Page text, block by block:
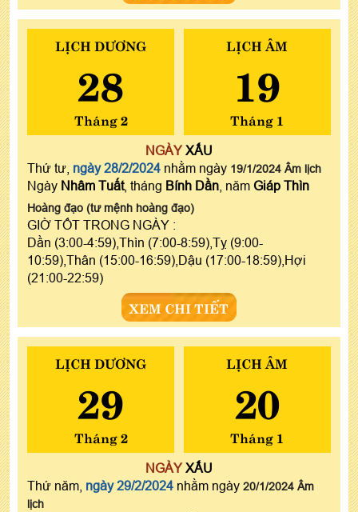
LỊCH DƯƠNG
28
Tháng 2
LỊCH ÂM
19
Tháng 1
NGÀYXẤU
Thứ tư, ngày 28/2/2024 nhằm ngày 19/1/2024 Âm lịch
Ngày Nhâm Tuất, tháng Bính Dần , năm Giáp Thìn
Hoàng đạo (tư mệnh hoàng đạo)
GIỜ TỐT TRONG NGÀY :
Dần (3:00-4:59),Thìn (7:00-8:59),Tỵ (9:00-
10:59),Thân (15:00-16:59),Dậu (17:00-18:59),Hợi
(21:00-22:59)
XEM CHI TIẾT
LỊCH DƯƠNG
29
Tháng 2
LỊCH ÂM
20
Tháng 1
NGÀYXẤU
Thứ năm, ngày 29/2/2024 nhằm ngày 20/1/2024 Âm
lịch